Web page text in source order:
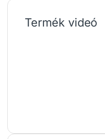
Termék videó